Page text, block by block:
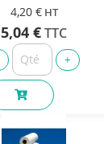
4,20 €
5,04 €